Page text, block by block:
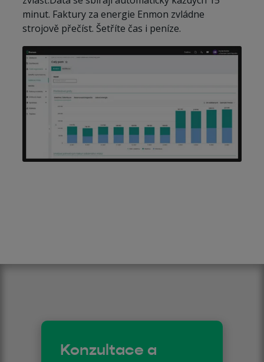
minut. Faktury za energie Enmon zvládne
strojově přečíst. Šetříte čas i peníze.
Konzultace a